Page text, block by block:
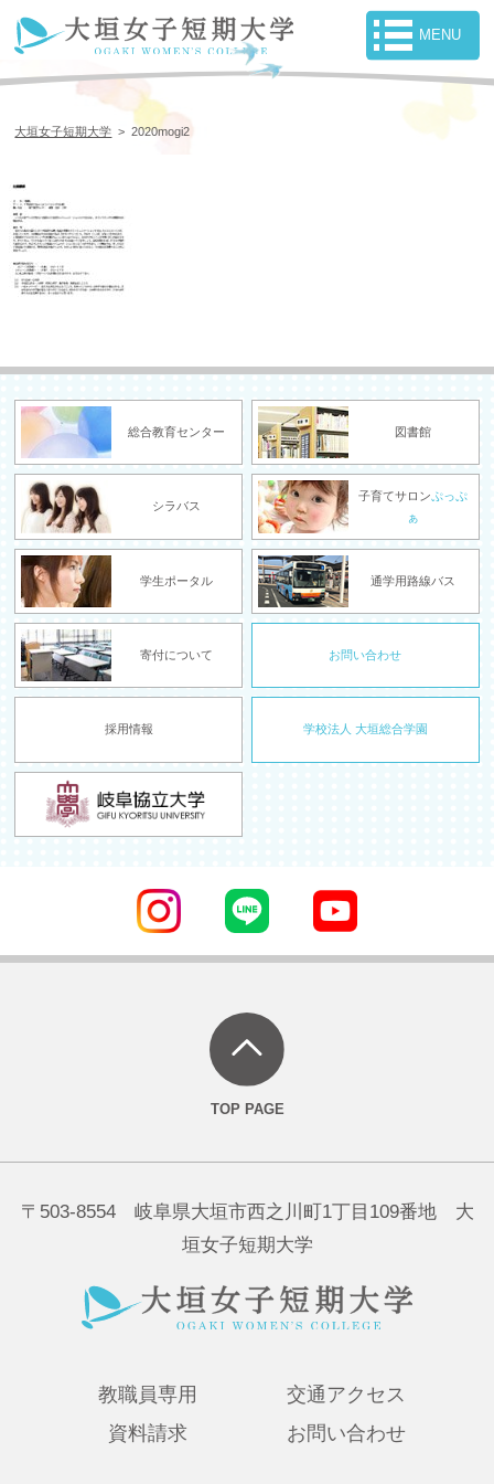
大垣女子短期大学 >2020mogi2
総合教育センター 図書館
シラバス
子育てサロンぷっぷ
ぁ
学生ポータル 通学用路線バス
寄付について お問い合わせ
採用情報 学校法人 大垣総合学園
〒503-8554 岐阜県大垣市西之川町1丁目109番地 大
垣女子短期大学
教職員専用
交通アクセス
資料請求
お問い合わせ